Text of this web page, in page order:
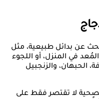
عن بدائل طبيعية، مثل
في المنزل، أو اللجوء
الحبهان، والزنجبيل
لا تقتصر فقط على